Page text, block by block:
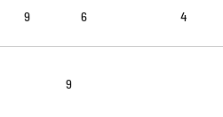
4
6
9
9